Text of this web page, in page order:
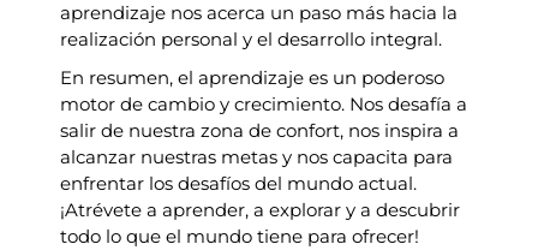
aprendizaje nos acerca un paso más hacia la
realización personal y el desarrollo integral.
En resumen, el aprendizaje es un poderoso
motor de cambio y crecimiento. Nos desafía a
salir de nuestra zona de confort, nos inspira a
alcanzar nuestras metas y nos capacita para
enfrentar los desafíos del mundo actual.
¡Atrévete a aprender, a explorar y a descubrir
todo lo que el mundo tiene para ofrecer!